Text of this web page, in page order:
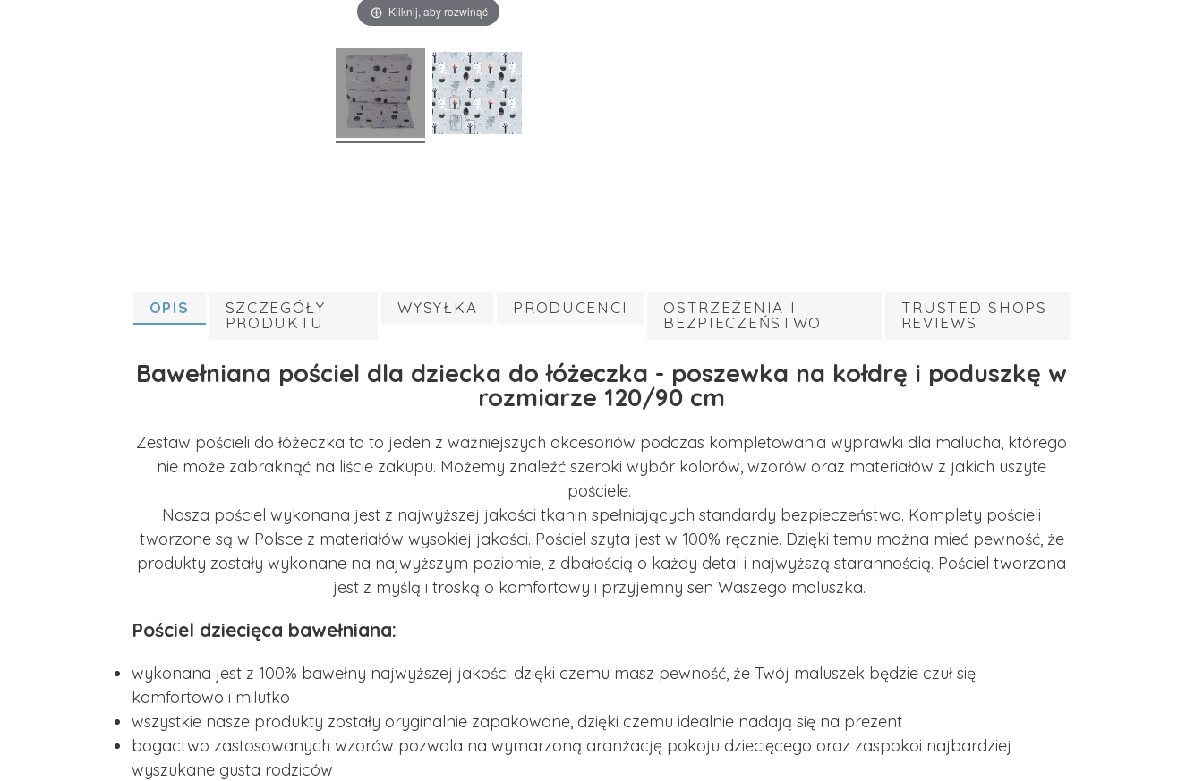
Kliknij, aby rozwinąć
OPIS
SZCZEGÓŁY
PRODUKTU
WYSYŁKA PRODUCENCI
OSTRZEŻENIA I
BEZPIECZEŃSTWO
TRUSTED SHOPS
REVIEWS
Bawełniana pościel dla dziecka do łóżeczka - poszewka na kołdrę i poduszkę w
rozmiarze 120/90 cm
Zestaw pościeli do łóżeczka to to jeden z ważniejszych akcesoriów podczas kompletowania wyprawki dla malucha, którego
nie może zabraknąć na liście zakupu. Możemy znaleźć szeroki wybór kolorów, wzorów oraz materiałów z jakich uszyte
pościele.
Nasza pościel wykonana jest z najwyższej jakości tkanin spełniających standardy bezpieczeństwa. Komplety pościeli
tworzone są w Polsce z materiałów wysokiej jakości. Pościel szyta jest w 100% ręcznie. Dzięki temu można mieć pewność, że
produkty zostały wykonane na najwyższym poziomie, z dbałością o każdy detal i najwyższą starannością. Pościel tworzona
jest z myślą i troską o komfortowy i przyjemny sen Waszego maluszka.
Pościel dziecięca bawełniana:
wykonana jest z 100% bawełny najwyższej jakości dzięki czemu masz pewność, że Twój maluszek będzie czuł się
komfortowo i milutko
wszystkie nasze produkty zostały oryginalnie zapakowane, dzięki czemu idealnie nadają się na prezent
bogactwo zastosowanych wzorów pozwala na wymarzoną aranżację pokoju dziecięcego oraz zaspokoi najbardziej
wyszukane gusta rodziców